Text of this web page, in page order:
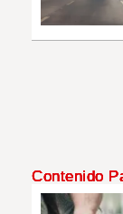
Contenido